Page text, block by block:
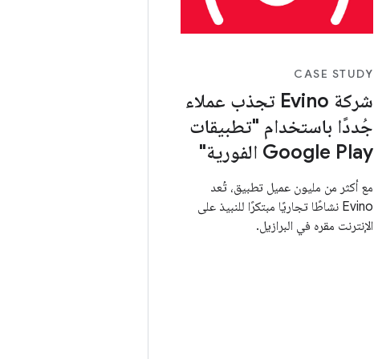
CASE STUDY
شركة Evino تجذب عملاء
جُددًا باستخدام "تطبيقات
Google Play الفورية"
مع أكثر من مليون عميل تطبيق، تُعد
Evino نشاطًا تجاريًا مبتكرًا للنبيذ على
الإنترنت مقره في البرازيل.